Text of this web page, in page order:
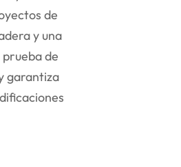
de
y una
de
garantiza